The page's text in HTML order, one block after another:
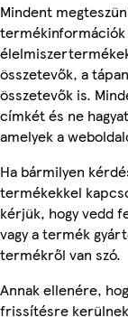
Mindent
termékinformációk
összetevők, a
összetevők is.
címkét és ne
amelyek a
Ha bármilyen
termékekkel
kérjük, hogy vedd
vagy a termék
termékről van szó.
Annak ellenére,
frissítésre